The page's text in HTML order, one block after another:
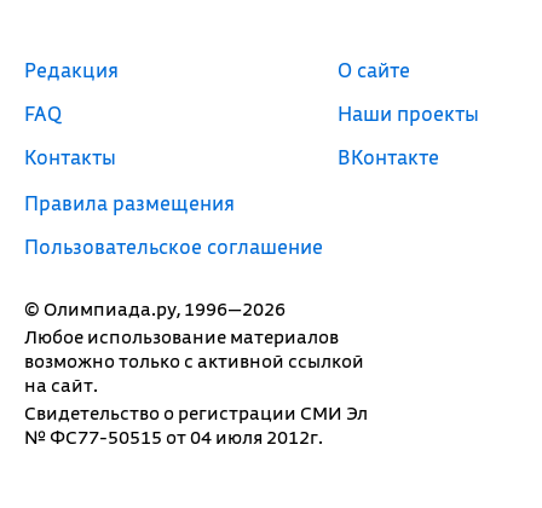
© Олимпиада.ру, 1996—2026
Любое использование материалов
возможно только с активной ссылкой
на сайт.
Свидетельство о регистрации СМИ Эл
№ ФС77-50515 от 04 июля 2012г.
Редакция
FAQ
Контакты
Правила размещения
Пользовательское соглашение
О сайте
Наши проекты
ВКонтакте